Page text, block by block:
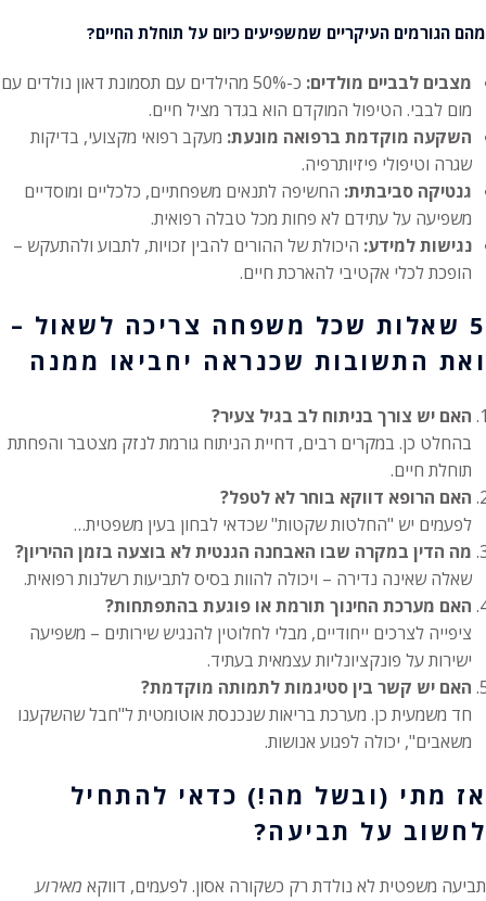
מהם הגורמים העיקריים שמשפיעים כיום על תוחלת החיים?
מצבים לבביים מולדים:
כ-50% מהילדים עם תסמונת דאון נולדים עם
מום לבבי. הטיפול המוקדם הוא בגדר מציל חיים.
השקעה מוקדמת ברפואה מונעת: מעקב רפואי מקצועי, בדיקות
שגרה וטיפולי פיזיותרפיה.
גנטיקה סביבתית: החשיפה לתנאים משפחתיים, כלכליים ומוסדיים
משפיעה על עתידם לא פחות מכל טבלה רפואית.
נגישות למידע: היכולת של ההורים להבין זכויות, לתבוע ולהתעקש –
הופכת לכלי אקטיבי להארכת חיים.
5 שאלות שכל משפחה צריכה לשאול –
ואת התשובות שכנראה יחביאו ממנה
האם יש צורך בניתוח לב בגיל צעיר?
בהחלט כן. במקרים רבים, דחיית הניתוח גורמת לנזק מצטבר והפחתת
תוחלת חיים.
האם הרופא דווקא בוחר לא לטפל?
לפעמים יש "החלטות שקטות" שכדאי לבחון בעין משפטית…
מה הדין במקרה שבו האבחנה הגנטית לא בוצעה בזמן ההיריון?
שאלה שאינה נדירה – ויכולה להוות בסיס לתביעות רשלנות רפואית.
האם מערכת החינוך תורמת או פוגעת בהתפתחות?
ציפייה לצרכים ייחודיים, מבלי לחלוטין להנגיש שירותים – משפיעה
ישירות על פונקציונליות עצמאית בעתיד.
האם יש קשר בין סטיגמות לתמותה מוקדמת?
חד משמעית כן. מערכת בריאות שנכנסת אוטומטית ל"חבל שהשקענו
משאבים", יכולה לפגוע אנושות.
אז מתי (ובשל מה!) כדאי להתחיל
לחשוב על תביעה?
תביעה משפטית לא נולדת רק כשקורה אסון. לפעמים, דווקא מאירוע